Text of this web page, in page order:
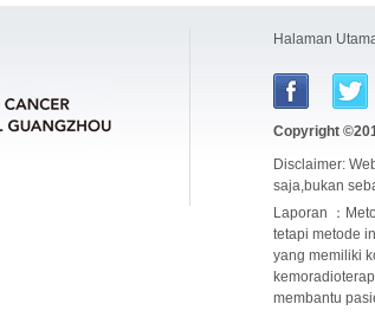
Halaman
Copyright
Disclaimer:
saja,bukan
Laporan ：
tetapi metode
yang memiliki
membantu